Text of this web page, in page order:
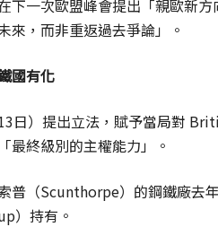
下一次歐盟峰會提出「親歐新
來，而非重返過去爭論」。
國有化
日）提出立法，賦予當局對
最終級別的主權能力」。
普（Scunthorpe）的鋼鐵廠去
）持有。